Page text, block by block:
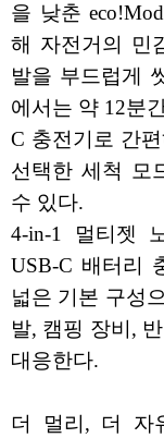
을 낮춘
해 자전거의 민
발을 부드럽게
에서는 약 12분
C 충전기로 간
선택한 세척 모
수 있다.
4-in-1 멀티젯
USB-C 배터리
넓은 기본 구성
발, 캠핑 장비,
대응한다.
더 멀리, 더 자